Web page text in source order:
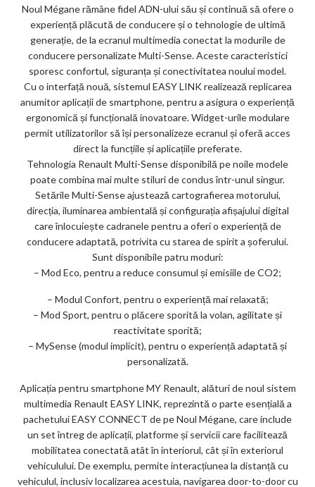
Noul Mégane rămâne fidel ADN-ului său și continuă să ofere o
experiență plăcută de conducere și o tehnologie de ultimă
generație, de la ecranul multimedia conectat la modurile de
conducere personalizate Multi-Sense. Aceste caracteristici
sporesc confortul, siguranța și conectivitatea noului model.
Cu o interfață nouă, sistemul EASY LINK realizează replicarea
anumitor aplicații de smartphone, pentru a asigura o experiență
ergonomică și funcțională inovatoare. Widget-urile modulare
permit utilizatorilor să își personalizeze ecranul și oferă acces
direct la funcțiile și aplicațiile preferate.
Tehnologia Renault Multi-Sense disponibilă pe noile modele
poate combina mai multe stiluri de condus într-unul singur.
Setările Multi-Sense ajustează cartografierea motorului,
direcția, iluminarea ambientală și configurația afișajului digital
care înlocuiește cadranele pentru a oferi o experiență de
conducere adaptată, potrivita cu starea de spirit a șoferului.
Sunt disponibile patru moduri:
– Mod Eco, pentru a reduce consumul și emisiile de CO2;
– Modul Confort, pentru o experiență mai relaxată;
– Mod Sport, pentru o plăcere sporită la volan, agilitate și
reactivitate sporită;
– MySense (modul implicit), pentru o experiență adaptată și
personalizată.
Aplicația pentru smartphone MY Renault, alături de noul sistem
multimedia Renault EASY LINK, reprezintă o parte esențială a
pachetului EASY CONNECT de pe Noul Mégane, care include
un set întreg de aplicații, platforme și servicii care facilitează
mobilitatea conectată atât în interiorul, cât și în exteriorul
vehiculului. De exemplu, permite interacțiunea la distanță cu
vehiculul, inclusiv localizarea acestuia, navigarea door-to-door cu